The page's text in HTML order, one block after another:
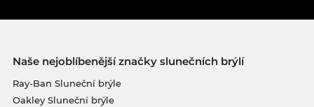
Naše nejoblíbenější značky slunečních brýlí
Ray-Ban Sluneční brýle
Oakley Sluneční brýle